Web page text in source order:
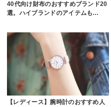
40代向け財布のおすすめブランド20
選。ハイブランドのアイテムも…
【レディース】腕時計のおすすめ人